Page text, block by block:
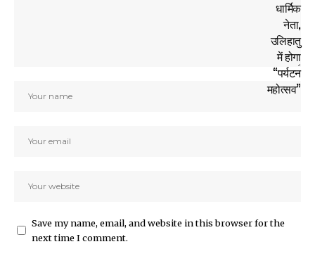
Save my name, email, and website in this browser for the
next time I comment.